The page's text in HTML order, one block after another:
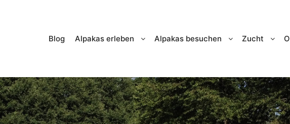
Blog Alpakas erleben Alpakas besuchen Zucht